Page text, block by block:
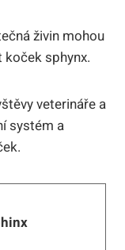
živin mohou
sphynx.
veterináře a
systém a